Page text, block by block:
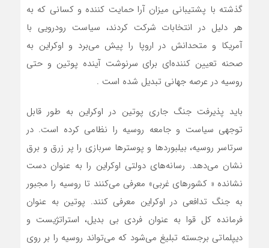
گذشته با پشتیبانی میزان آرا حمایت کننده و کسانی که به
هر دلیل در انتخابات شرکت کردند، سیاست رودرویی با
آمریکا و متحدانش در اروپا را پیش می‌برد و اوکراین به
صحنه تعیین کننده‌ای برای سرنوشت آینده پوتین‌ و حتی
روسیه در عرصه جهانی تبدیل شده است .
باید پذیرفت جنگ جاری پوتین در اوکراین‌ به طور قابل
توجهی سیاست و جامعه روسیه را نظامی کرده است. در
سرتاسر روسیه، بیلبوردها و پوسترها سربازی را پر زرق و برق
نشان می‌دهد. رسانه‌های دولتی اوکراین را به‌ عنوان دست
نشانده « کشورهای غربی» معرفی می‌کنند‌ تا روسیه را مجبور
به جنگ تدافعی در اوکراین معرفی کنند. پوتین‌ به عنوان
فرمانده کل قوا به عنوان فردی بی بدیل، استراتژیست و
دیپلماتی برجسته تبلیغ می‌شود که می‌تواند روسیه را بر روی